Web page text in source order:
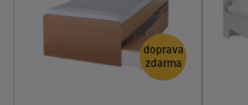
doprava
zdarma